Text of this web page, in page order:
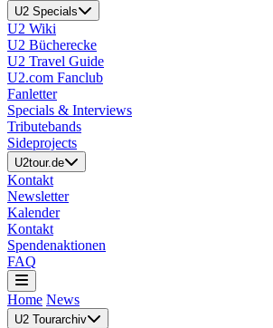
U2 Specials
U2 Wiki
U2 Bücherecke
U2 Travel Guide
U2.com Fanclub
Fanletter
Specials & Interviews
Tributebands
Sideprojects
U2tour.de
Kontakt
Newsletter
Kalender
Kontakt
Spendenaktionen
FAQ
Home News
U2 Tourarchiv